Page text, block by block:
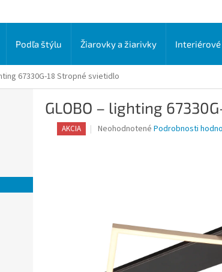
Podľa štýlu Žiarovky a žiarivky Interiérové
67330G-18 Stropné svietidlo
GLOBO – lighting
AKCIA
Priemerné
Neohodnotené Podrobnosti